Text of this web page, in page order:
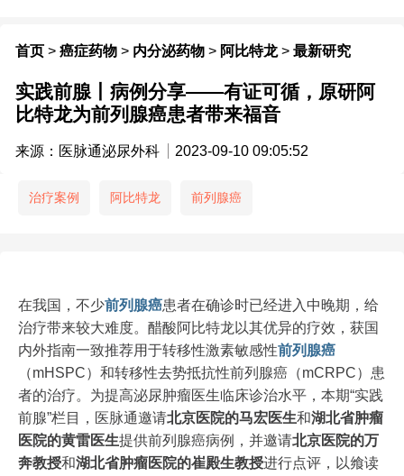
首页 > 癌症药物 > 内分泌药物 > 阿比特龙> 最新研究
实践前腺丨病例分享——有证可循，原研阿
比特龙为前列腺癌患者带来福音
来源：医脉通泌尿外科 2023-09-10 09:05:52
治疗案例 阿比特龙 前列腺癌
在我国，不少前列腺癌患者在确诊时已经进入中晚期，给
治疗带来较大难度。醋酸阿比特龙以其优异的疗效，获国
内外指南一致推荐用于转移性激素敏感性前列腺癌
（mHSPC）和转移性去势抵抗性前列腺癌（mCRPC）患
者的治疗。为提高泌尿肿瘤医生临床诊治水平，本期“实践
前腺”栏目，医脉通邀请北京医院的马宏医生和湖北省肿瘤
医院的黄雷医生提供前列腺癌病例，并邀请北京医院的万
奔教授和湖北省肿瘤医院的崔殿生教授进行点评，以飨读